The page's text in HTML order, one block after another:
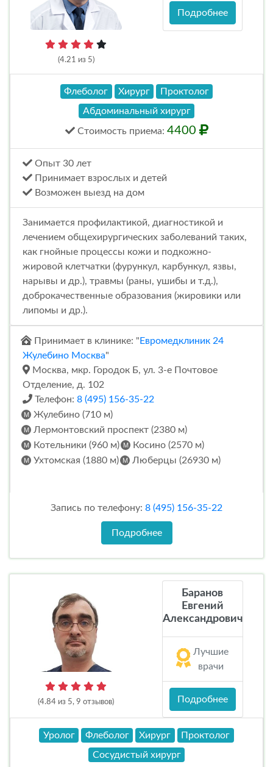
(4.21 из 5)
Подробнее
Флеболог Хирург
Проктолог
Абдоминальный хирург
Стоимость приема: 4400
Опыт 30 лет
Принимает взрослых и детей
Возможен выезд на дом
Занимается профилактикой, диагностикой и
лечением общехирургических заболеваний таких,
как гнойные процессы кожи и подкожно-
жировой клетчатки (фурункул, карбункул, язвы,
нарывы и др.), травмы (раны, ушибы и т.д.),
доброкачественные образования (жировики или
липомы и др.).
Принимает в клинике: " Евромедклиник 24
Жулебино Москва"
Москва, мкр. Городок Б, ул. 3-е Почтовое
Отделение, д. 102
Телефон: 8 (495) 156-35-22
Жулебино (710 м)
Лермонтовский проспект (2380 м)
Котельники (960 м)
Косино (2570 м)
Ухтомская (1880 м)
Люберцы (26930 м)
Запись по телефону: 8 (495) 156-35-22
Подробнее
(4.84 из 5, 9 отзывов)
Баранов
Евгений
Александрович
Лучшие
врачи
Подробнее
Уролог Флеболог Хирург
Проктолог
Сосудистый хирург